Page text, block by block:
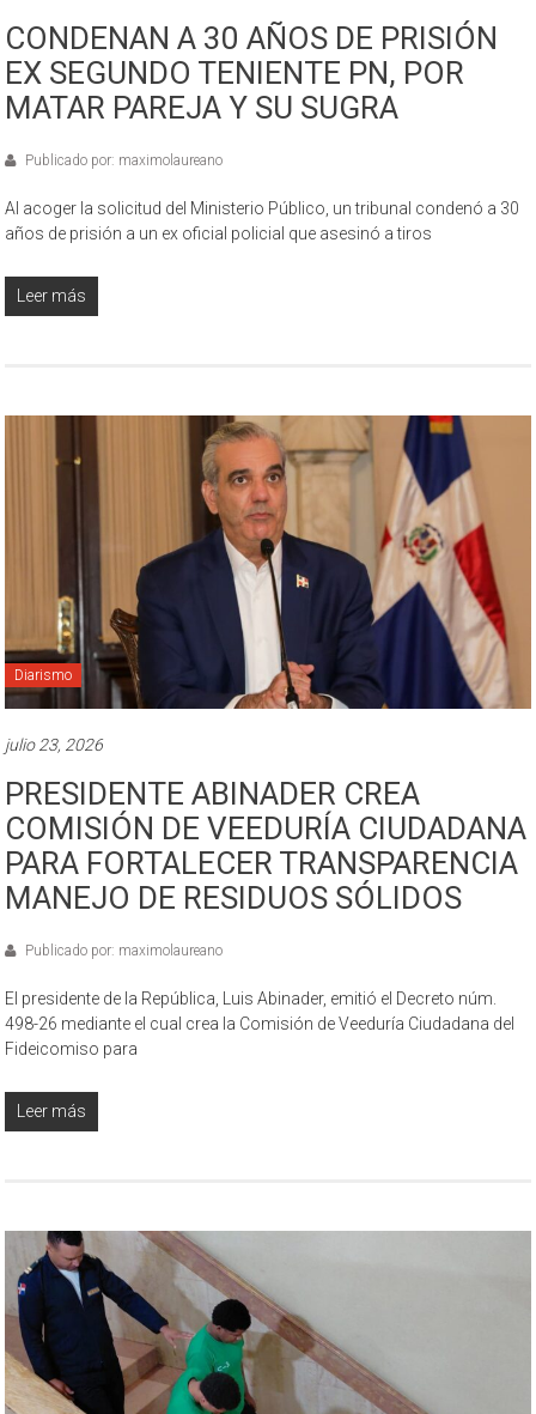
CONDENAN A 30 AÑOS DE PRISIÓN
EX SEGUNDO TENIENTE PN, POR
MATAR PAREJA Y SU SUGRA
Publicado por: maximolaureano
Al acoger la solicitud del Ministerio Público, un tribunal condenó a 30
años de prisión a un ex oficial policial que asesinó a tiros
Leer más
Diarismo
julio 23, 2026
PRESIDENTE ABINADER CREA
COMISIÓN DE VEEDURÍA CIUDADANA
PARA FORTALECER TRANSPARENCIA
MANEJO DE RESIDUOS SÓLIDOS
Publicado por: maximolaureano
El presidente de la República, Luis Abinader, emitió el Decreto núm.
498-26 mediante el cual crea la Comisión de Veeduría Ciudadana del
Fideicomiso para
Leer más